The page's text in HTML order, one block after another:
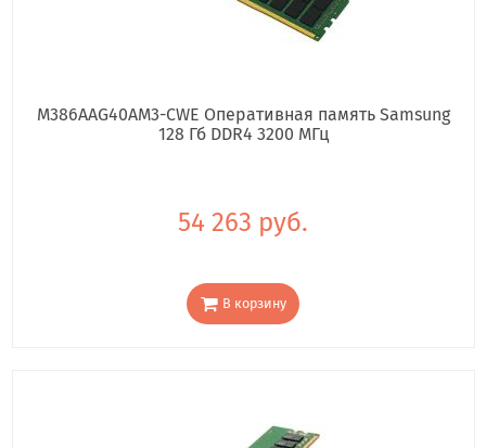
M386AAG40AM3-CWE Оперативная память Samsung
128 Гб DDR4 3200 МГц
54 263 руб.
В корзину